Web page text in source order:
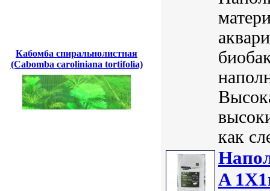
Кабомба спиральнолистная
(Cabomba caroliniana tortifolia)
как
A